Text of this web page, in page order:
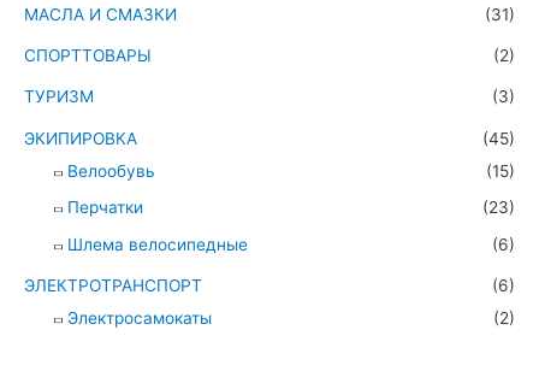
МАСЛА И СМАЗКИ (31)
СПОРТТОВАРЫ (2)
ТУРИЗМ (3)
ЭКИПИРОВКА
(45)
Велообувь
(15)
Перчатки
(23)
Шлема велосипедные
(6)
ЭЛЕКТРОТРАНСПОРТ
(6)
Электросамокаты
(2)